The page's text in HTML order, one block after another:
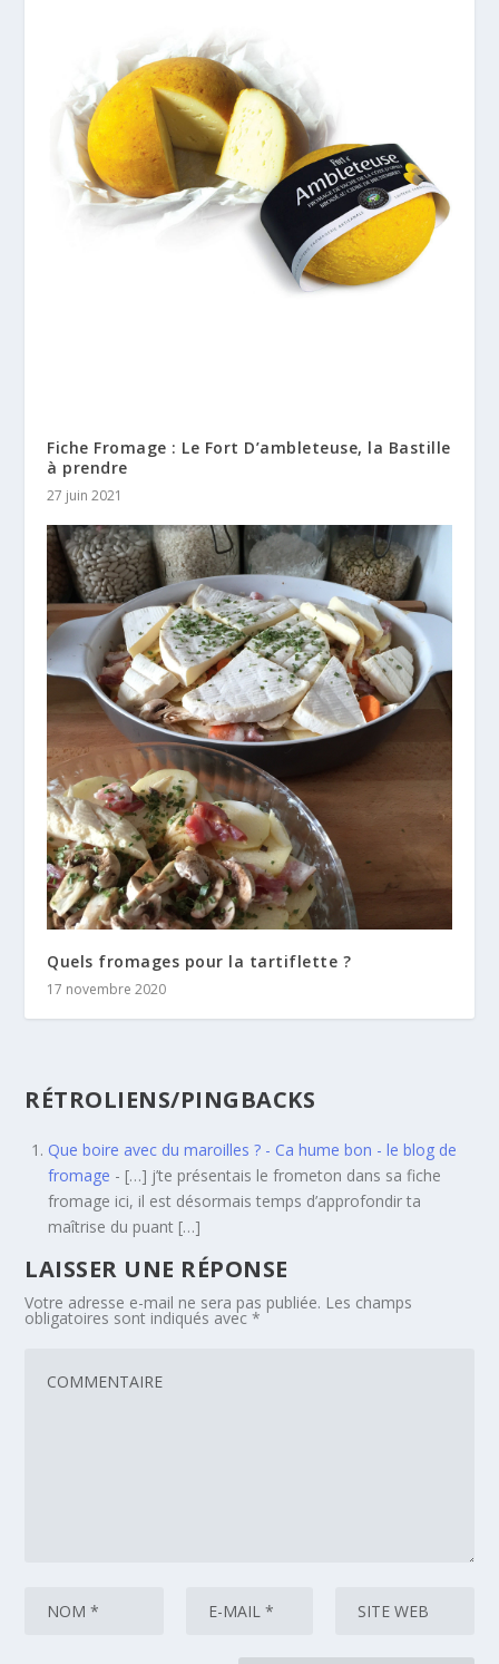
Fiche Fromage : Le Fort D’ambleteuse, la Bastille
à prendre
27 juin 2021
Quels fromages pour la tartiflette ?
17 novembre 2020
RÉTROLIENS/PINGBACKS
Que boire avec du maroilles ? - Ca hume bon - le blog de
fromage - […] j’te présentais le frometon dans sa fiche
fromage ici, il est désormais temps d’approfondir ta
maîtrise du puant […]
LAISSER UNE RÉPONSE
Votre adresse e-mail ne sera pas publiée. Les champs
obligatoires sont indiqués avec*